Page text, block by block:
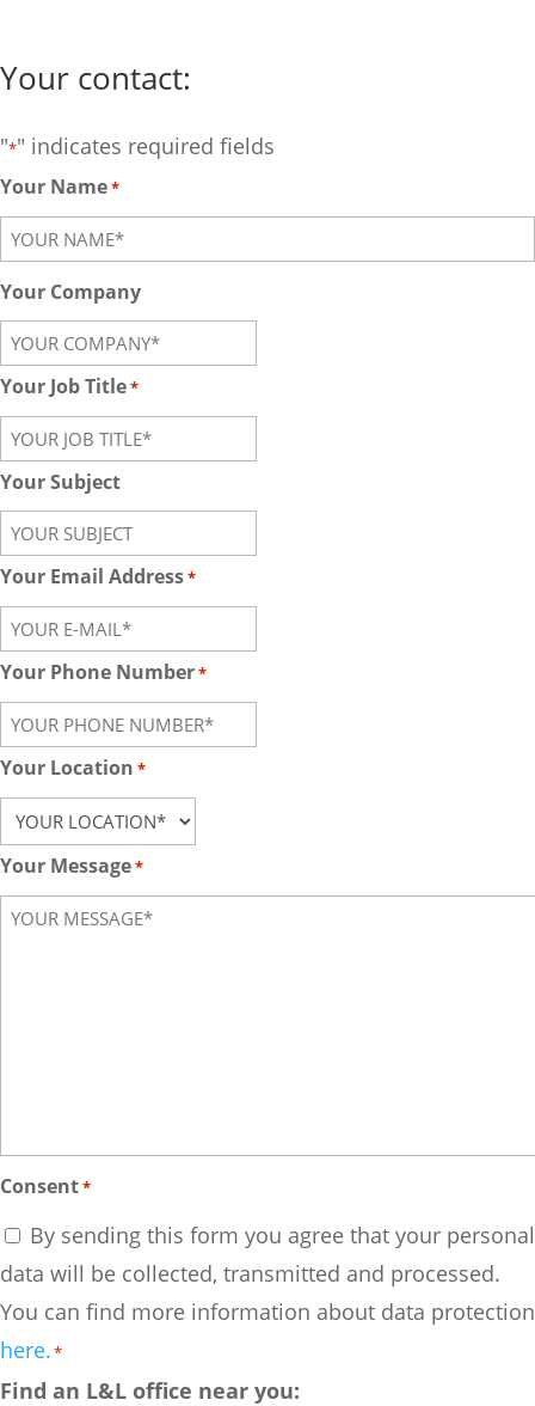
Your contact:
"*" indicates required fields
Your Name*
First
Your Company
Your Job Title*
Your Subject
Your Email Address*
Your Phone Number*
Your Location *
Your Message*
Consent*
By sending this form you agree that your personal
data will be collected, transmitted and processed.
You can find more information about data protection
here.*
Find an L&L office near you: